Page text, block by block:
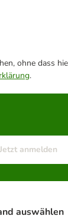
ohne dass
.
Jetzt anmelden
auswählen